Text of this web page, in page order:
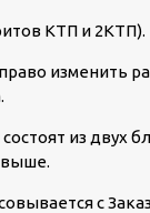
КТП и 2КТП).
изменить
из двух
выше.
с